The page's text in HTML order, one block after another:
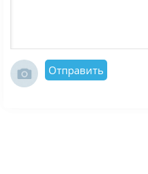
Отправить